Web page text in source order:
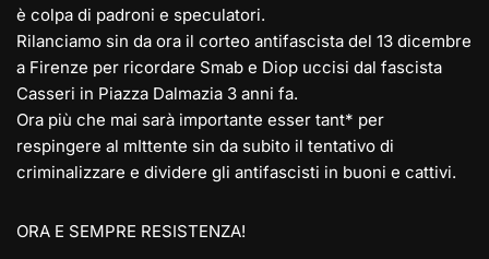
è colpa di padroni e speculatori.
Rilanciamo sin da ora il corteo antifascista del 13 dicembre
a Firenze per ricordare Smab e Diop uccisi dal fascista
Casseri in Piazza Dalmazia 3 anni fa.
Ora più che mai sarà importante esser tant* per
respingere al mIttente sin da subito il tentativo di
criminalizzare e dividere gli antifascisti in buoni e cattivi.
ORA E SEMPRE RESISTENZA!